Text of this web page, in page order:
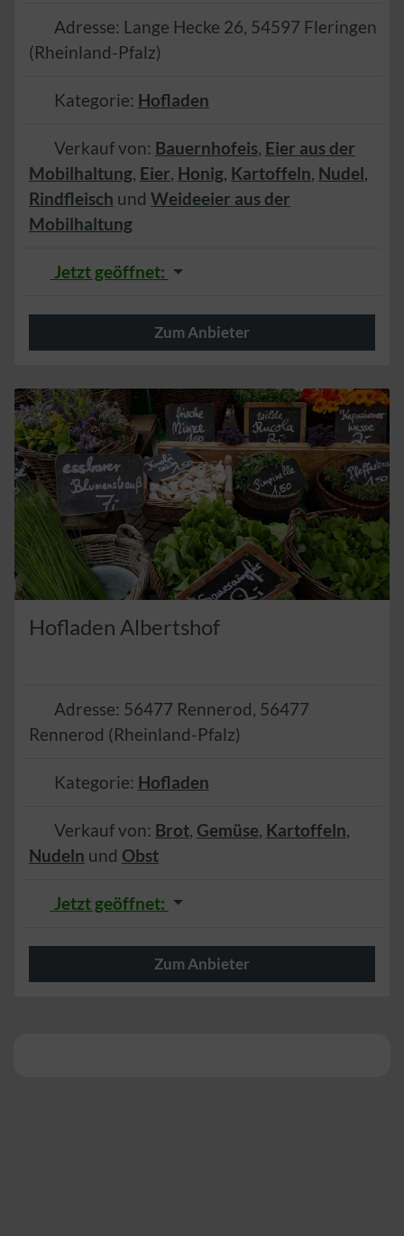
Adresse: Lange Hecke 26, 54597 Fleringen
(Rheinland-Pfalz)
Kategorie: Hofladen
Verkauf von: Bauernhofeis, Eier aus der
Mobilhaltung, Eier, Honig, Kartoffeln, Nudel,
Rindfleisch und Weideeier aus der
Mobilhaltung
Jetzt geöffnet:
Zum Anbieter
Hofladen Albertshof
Adresse: 56477 Rennerod, 56477
Rennerod (Rheinland-Pfalz)
Kategorie: Hofladen
Verkauf von: Brot, Gemüse, Kartoffeln,
Nudeln und Obst
Jetzt geöffnet:
Zum Anbieter